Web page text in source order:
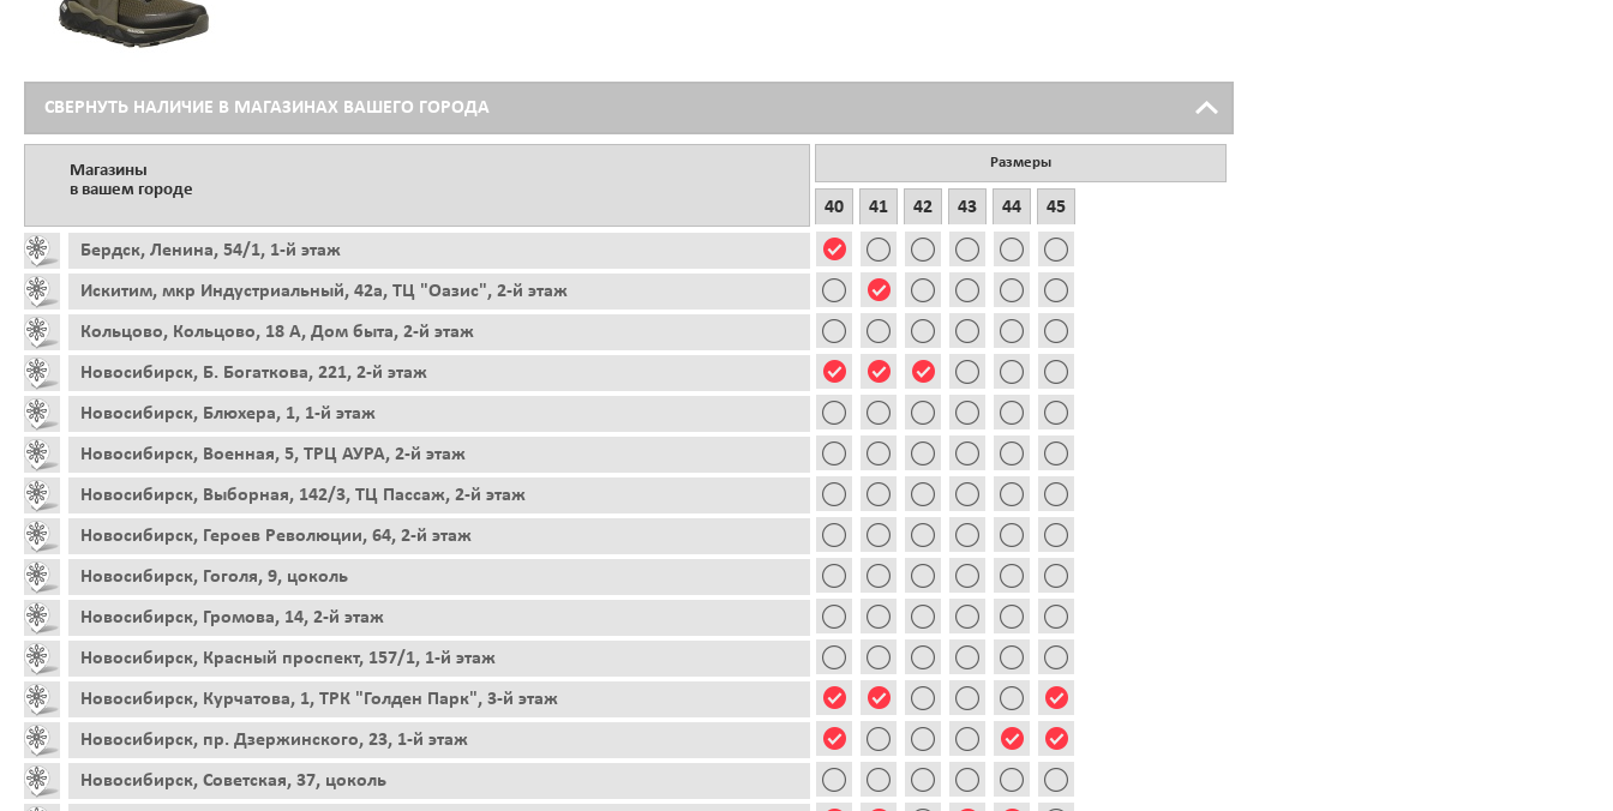
СВЕРНУТЬ НАЛИЧИЕ В МАГАЗИНАХ ВАШЕГО ГОРОДА
Магазины
в вашем городе
Бердск, Ленина, 54/1, 1-й этаж
Искитим, мкр Индустриальный, 42а, ТЦ "Оазис", 2-й этаж
Кольцово, Кольцово, 18 А, Дом быта, 2-й этаж
Новосибирск, Б. Богаткова, 221, 2-й этаж
Новосибирск, Блюхера, 1, 1-й этаж
Новосибирск, Военная, 5, ТРЦ АУРА, 2-й этаж
Новосибирск, Выборная, 142/3, ТЦ Пассаж, 2-й этаж
Новосибирск, Героев Революции, 64, 2-й этаж
Новосибирск, Гоголя, 9, цоколь
Новосибирск, Громова, 14, 2-й этаж
Новосибирск, Красный проспект, 157/1, 1-й этаж
Новосибирск, Курчатова, 1, ТРК "Голден Парк", 3-й этаж
Новосибирск, пр. Дзержинского, 23, 1-й этаж
Новосибирск, Советская, 37, цоколь
Размеры
40 41 42 43 44 45